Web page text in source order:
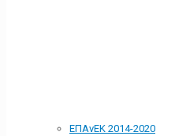
ΕΠΑνΕΚ 2014-2020